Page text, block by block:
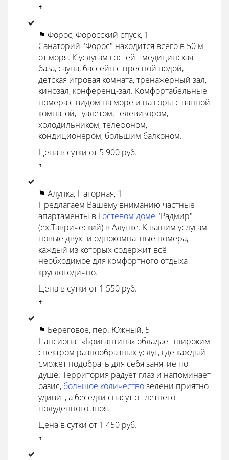
ꜛ
⚑ Форос, Форосский спуск, 1
Санаторий "Форос" находится всего в 50 м
от моря. К услугам гостей - медицинская
база, сауна, бассейн с пресной водой,
детская игровая комната, тренажерный зал,
кинозал, конференц-зал. Комфортабельные
номера с видом на море и на горы с ванной
комнатой, туалетом, телевизором,
холодильником, телефоном,
кондиционером, большим балконом.
Цена в сутки от 5 900 руб.
ꜛ
⚑ Алупка, Нагорная, 1
Предлагаем Вашему вниманию частные
апартаменты в Гостевом доме "Радмир"
(ex.Таврический) в Алупке. К вашим услугам
новые двух- и однокомнатные номера,
каждый из которых содержит всё
необходимое для комфортного отдыха
круглогодично.
Цена в сутки от 1 550 руб.
ꜛ
⚑ Береговое, пер. Южный, 5
Пансионат «Бригантина» обладает широким
спектром разнообразных услуг, где каждый
сможет подобрать для себя занятие по
душе. Территория радует глаз и напоминает
оазис, большое количествозелени приятно
удивит, а беседки спасут от летнего
полуденного зноя.
Цена в сутки от 1 450 руб.
ꜛ